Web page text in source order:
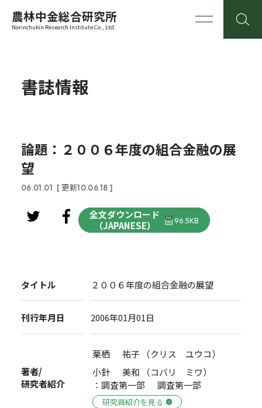
農林中金総合研究所
Norinchukin Research Institute Co., Ltd.
書誌情報
論題：２００６年度の組合金融の展
望
06.01.01 [ 更新10.06.18 ]
全文ダウンロード
（JAPANESE）
96.5KB
タイトル ２００６年度の組合金融の展望
刊行年月日 2006年01月01日
著者/
研究者紹介
栗栖 祐子 （クリス ユウコ）
小針 美和 （コバリ ミワ）
：調査第一部 調査第一部
研究員紹介を見る